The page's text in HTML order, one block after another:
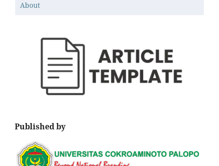
About
Published by